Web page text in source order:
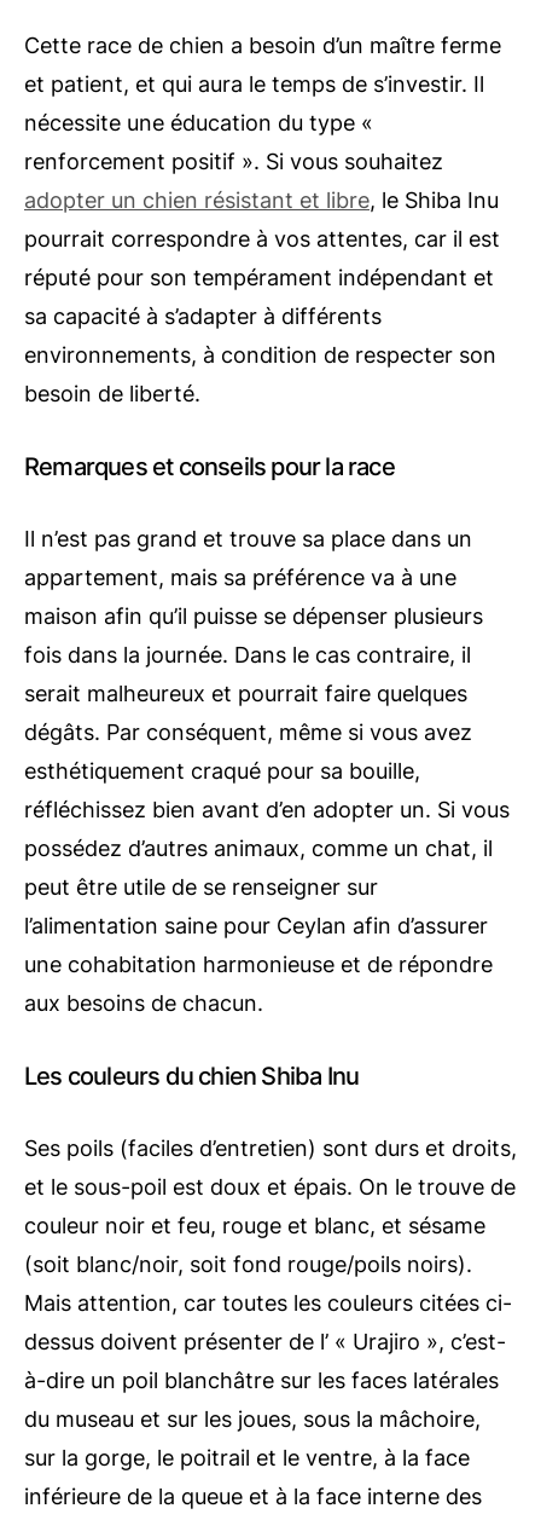
Cette race de chien a besoin d’un maître ferme
et patient, et qui aura le temps de s’investir. Il
nécessite une éducation du type «
renforcement positif ». Si vous souhaitez
adopter un chien résistant et libre, le Shiba Inu
pourrait correspondre à vos attentes, car il est
réputé pour son tempérament indépendant et
sa capacité à s’adapter à différents
environnements, à condition de respecter son
besoin de liberté.
Remarques et conseils pour la race
Il n’est pas grand et trouve sa place dans un
appartement, mais sa préférence va à une
maison afin qu’il puisse se dépenser plusieurs
fois dans la journée. Dans le cas contraire, il
serait malheureux et pourrait faire quelques
dégâts. Par conséquent, même si vous avez
esthétiquement craqué pour sa bouille,
réfléchissez bien avant d’en adopter un. Si vous
possédez d’autres animaux, comme un chat, il
peut être utile de se renseigner sur
l’alimentation saine pour Ceylan afin d’assurer
une cohabitation harmonieuse et de répondre
aux besoins de chacun.
Les couleurs du chien Shiba Inu
Ses poils (faciles d’entretien) sont durs et droits,
et le sous-poil est doux et épais. On le trouve de
couleur noir et feu, rouge et blanc, et sésame
(soit blanc/noir, soit fond rouge/poils noirs).
Mais attention, car toutes les couleurs citées ci-
dessus doivent présenter de l’ « Urajiro », c’est-
à-dire un poil blanchâtre sur les faces latérales
du museau et sur les joues, sous la mâchoire,
sur la gorge, le poitrail et le ventre, à la face
inférieure de la queue et à la face interne des